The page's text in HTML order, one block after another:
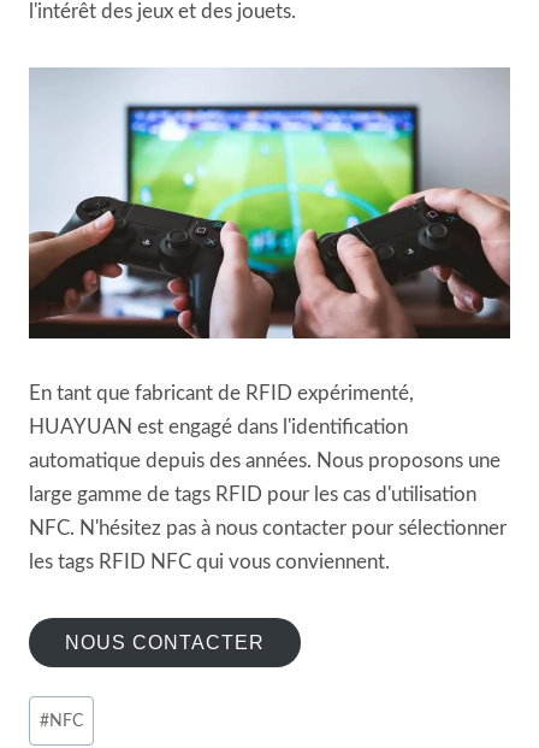
l'intérêt des jeux et des jouets.
En tant que fabricant de RFID expérimenté,
HUAYUAN est engagé dans l'identification
automatique depuis des années. Nous proposons une
large gamme de tags RFID pour les cas d'utilisation
NFC. N'hésitez pas à nous contacter pour sélectionner
les tags RFID NFC qui vous conviennent.
NOUS CONTACTER
Étiquettes
#NFC